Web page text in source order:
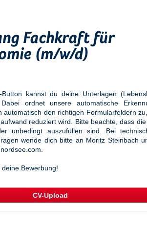
Fachkraft für
(m/w/d)
kannst du deine Unterlagen
ordnet unsere automatische
automatisch den richtigen Formularfeldern
reduziert wird. Bitte beachte, dass
unbedingt auszufüllen sind. Bei
wende dich bitte an Moritz Steinbach
Bewerbung!
CV-Upload